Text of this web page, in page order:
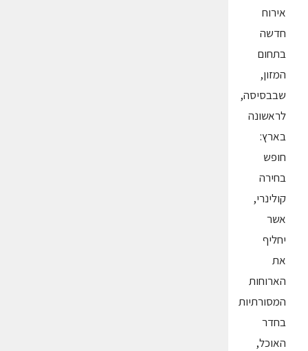
אירוח
חדשה
בתחום
המזון,
שבבסיסה,
לראשונה
בארץ:
חופש
בחירה
קולינרי,
אשר
יחליף
את
הארוחות
המסורתיות
בחדר
האוכל,